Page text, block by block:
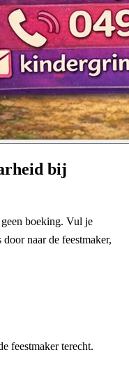
bij
boeking. Vul je
naar de feestmaker,
feestmaker terecht.